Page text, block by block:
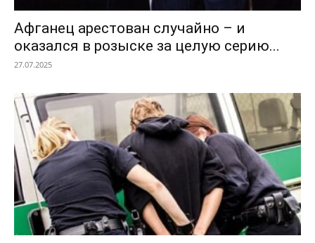
Афганец арестован случайно – и
оказался в розыске за целую серию...
27.07.2025